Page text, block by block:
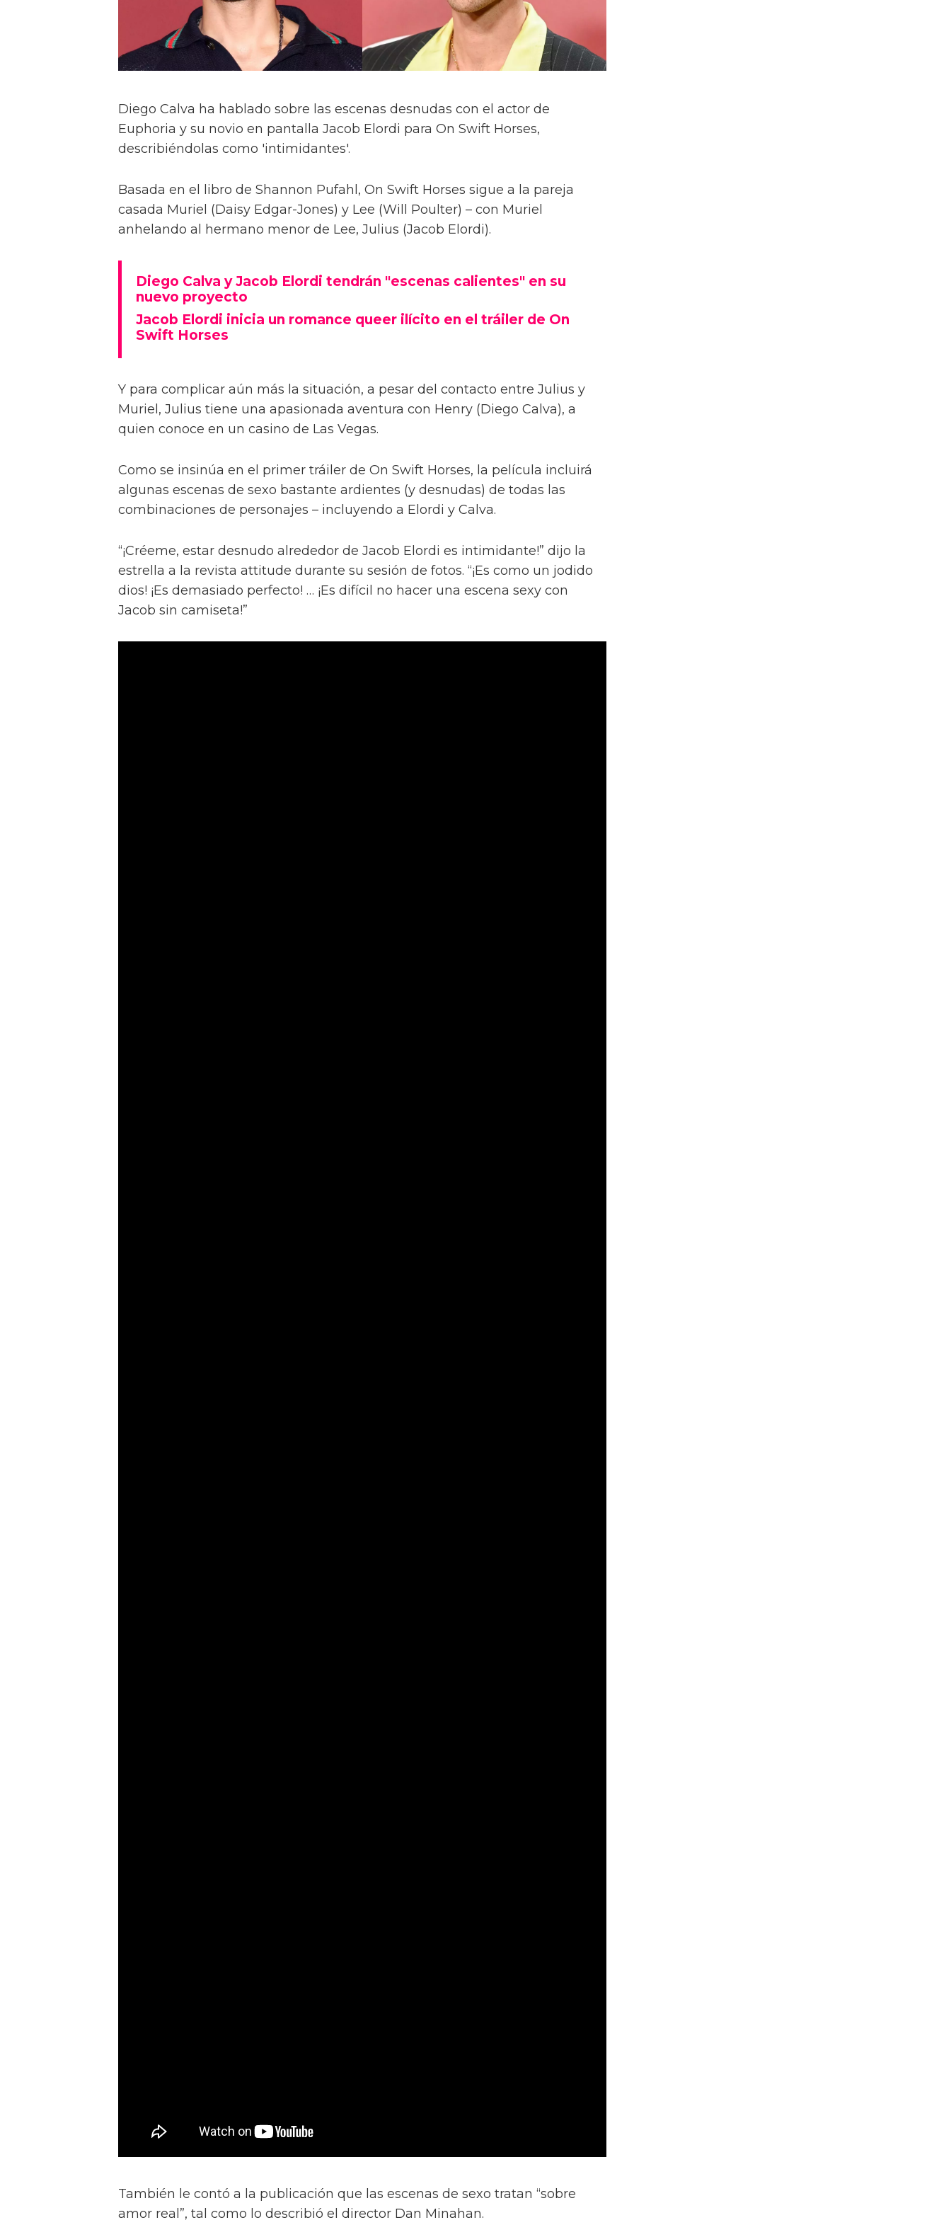
Diego Calva ha hablado sobre las escenas desnudas con el actor de
Euphoria y su novio en pantalla Jacob Elordi para On Swift Horses,
describiéndolas como 'intimidantes'.
Basada en el libro de Shannon Pufahl, On Swift Horses sigue a la pareja
casada Muriel (Daisy Edgar-Jones) y Lee (Will Poulter) – con Muriel
anhelando al hermano menor de Lee, Julius (Jacob Elordi).
Diego Calva y Jacob Elordi tendrán "escenas calientes" en su
nuevo proyecto
Jacob Elordi inicia un romance queer ilícito en el tráiler de On
Swift Horses
Y para complicar aún más la situación, a pesar del contacto entre Julius y
Muriel, Julius tiene una apasionada aventura con Henry (Diego Calva), a
quien conoce en un casino de Las Vegas.
Como se insinúa en el primer tráiler de On Swift Horses, la película incluirá
algunas escenas de sexo bastante ardientes (y desnudas) de todas las
combinaciones de personajes – incluyendo a Elordi y Calva.
“¡Créeme, estar desnudo alrededor de Jacob Elordi es intimidante!” dijo la
estrella a la revista attitude durante su sesión de fotos. “¡Es como un jodido
dios! ¡Es demasiado perfecto! … ¡Es difícil no hacer una escena sexy con
Jacob sin camiseta!”
También le contó a la publicación que las escenas de sexo tratan “sobre
amor real”, tal como lo describió el director Dan Minahan.